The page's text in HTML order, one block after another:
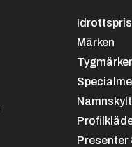
Märken
Presenter